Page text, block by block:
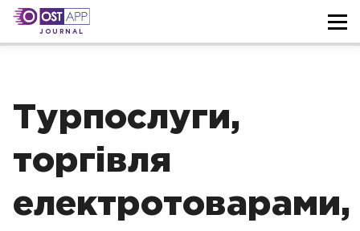
JOURNAL
Турпослуги,
торгівля
електротоварами,